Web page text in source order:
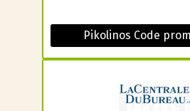
Pikolinos Code